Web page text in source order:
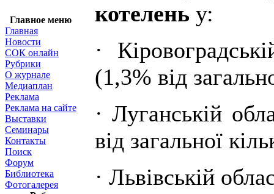
Главное меню
Главная
Новости
СОК онлайн
Рубрики
О журнале
Медиаплан
Реклама
Реклама на сайте
Выставки
Семинары
Контакты
Поиск
Форум
Библиотека
Фотогалерея
котелень у:
·
(1,3% від
· Луганській
від загальної
· Львівській